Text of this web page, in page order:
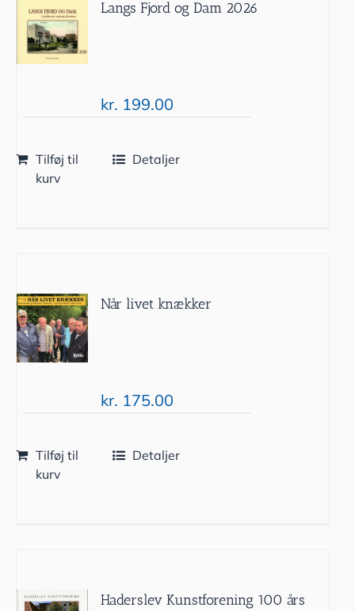
Langs Fjord og Dam 2026
kr. 199.00
Tilføj til
kurv
Detaljer
Når livet knækker
kr. 175.00
Tilføj til
kurv
Detaljer
Haderslev Kunstforening 100 års